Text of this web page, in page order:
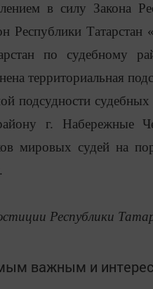
в силу Закона
Республики
по судебному
территориальная
подсудности
г. Набережные
мировых судей на
Республики
важным и